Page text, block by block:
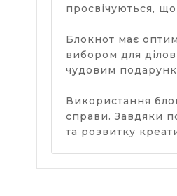
просвічуються,
Блокнот має
вибором для
чудовим
Використання
справи. Завдяки
та розвитку